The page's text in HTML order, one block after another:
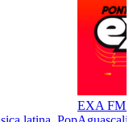
EXA FM